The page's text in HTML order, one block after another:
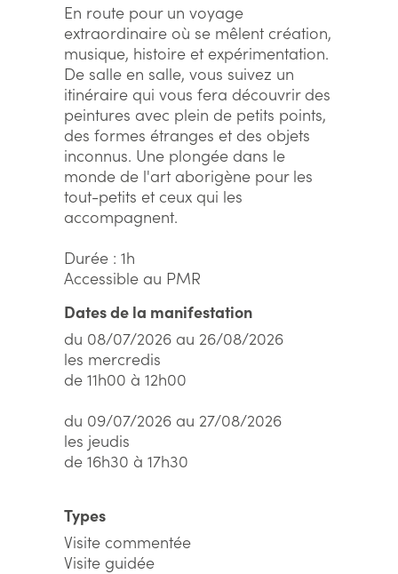
En route pour un voyage
extraordinaire où se mêlent création,
musique, histoire et expérimentation.
De salle en salle, vous suivez un
itinéraire qui vous fera découvrir des
peintures avec plein de petits points,
des formes étranges et des objets
inconnus. Une plongée dans le
monde de l'art aborigène pour les
tout-petits et ceux qui les
accompagnent.
Durée : 1h
Accessible au PMR
Dates de la manifestation
du 08/07/2026 au 26/08/2026
les mercredis
de 11h00 à 12h00
du 09/07/2026 au 27/08/2026
les jeudis
de 16h30 à 17h30
Types
Visite commentée
Visite guidée